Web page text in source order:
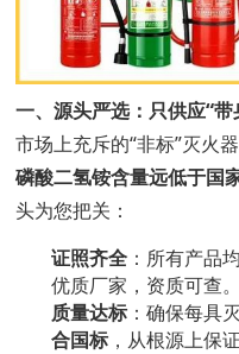
一、源头严选：只供应“
市场上充斥的“非标”灭火
磷酸二氢铵含量远低于国
头为您把关：
证照齐全 ：所有产品
优质厂家，资质可查。
质量达标：确保每具
合国标，从根源上保